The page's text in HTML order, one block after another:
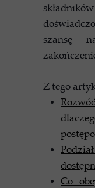
szansę
Z tego
Co